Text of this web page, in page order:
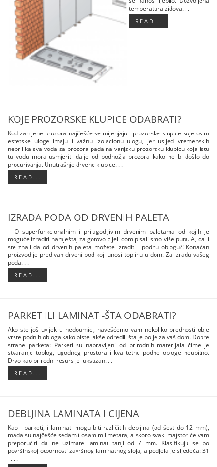
temperatura zidova. . .
R E A D . . .
KOJE PROZORSKE KLUPICE ODABRATI?
Kod zamjene prozora najčešće se mijenjaju i prozorske klupice koje osim
estetske uloge imaju i važnu izolacionu ulogu, jer usljed vremenskih
neprilika sva voda sa prozora pada na vanjsku prozorsku klupicu koja istu
tu vodu mora usmjeriti dalje od podnožja prozora kako ne bi došlo do
procurivanja. Unutrašnje drvene klupice. . .
R E A D . . .
IZRADA PODA OD DRVENIH PALETA
O superfunkcionalnim i prilagodljivim drvenim paletama od kojih je
moguće izraditi namještaj za gotovo cijeli dom pisali smo više puta. A, da li
ste znali da od drvenih paleta možete izraditi i podnu oblogu?! Konačan
proizvod je predivan drveni pod koji unosi toplinu u dom. Za izradu vašeg
poda. . .
R E A D . . .
PARKET ILI LAMINAT -ŠTA ODABRATI?
Ako ste još uvijek u nedoumici, navešćemo vam nekoliko prednosti obje
vrste podnih obloga kako biste lakše odredili šta je bolje za vaš dom. Dobre
strane parketa: Parketi su napravljeni od prirodnih materijala čime je
stvaranje toplog, ugodnog prostora i kvalitetne podne obloge neupitno.
Drvo kao prirodni resurs je luksuzan. . .
R E A D . . .
DEBLJINA LAMINATA I CIJENA
Kao i parketi, i laminati mogu biti različitih debljina (od šest do 12 mm),
mada su najčešće sedam i osam milimetara, a skoro svaki majstor će vam
preporučiti da ne uzimate laminat tanji od 7 mm. Klasifikuju se po
površinskoj otpornosti završnog laminatnog sloja, a podjela je sljedeća: 31
–. . .